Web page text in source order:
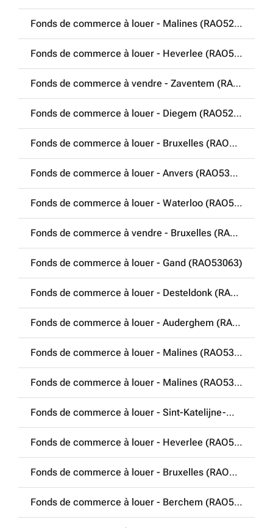
Fonds de commerce à louer - Malines (RAO52876)
Fonds de commerce à louer - Heverlee (RAO52887)
Fonds de commerce à vendre - Zaventem (RAO52941)
Fonds de commerce à louer - Diegem (RAO52951)
Fonds de commerce à louer - Bruxelles (RAO52957)
Fonds de commerce à louer - Anvers (RAO53039)
Fonds de commerce à louer - Waterloo (RAO53045)
Fonds de commerce à vendre - Bruxelles (RAO53047)
Fonds de commerce à louer - Gand (RAO53063)
Fonds de commerce à louer - Desteldonk (RAO53064)
Fonds de commerce à louer - Auderghem (RAO53083)
Fonds de commerce à louer - Malines (RAO53117)
Fonds de commerce à louer - Malines (RAO53171)
Fonds de commerce à louer - Sint-Katelijne-Waver (RAO53207)
Fonds de commerce à louer - Heverlee (RAO53326)
Fonds de commerce à louer - Bruxelles (RAO53341)
Fonds de commerce à louer - Berchem (RAO53342)